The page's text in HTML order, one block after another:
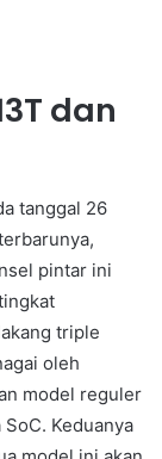
dan
tanggal 26
pintar ini
triple
oleh
model reguler
Keduanya